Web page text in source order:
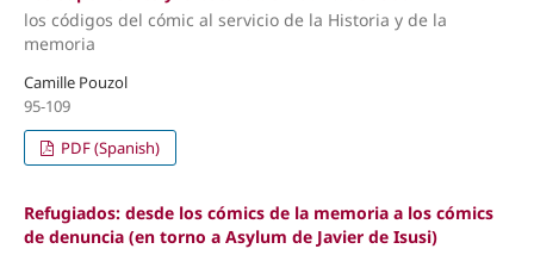
los códigos del cómic al servicio de la Historia y de la
memoria
Camille Pouzol
95-109
PDF (Spanish)
Refugiados: desde los cómics de la memoria a los cómics
de denuncia (en torno a Asylum de Javier de Isusi)